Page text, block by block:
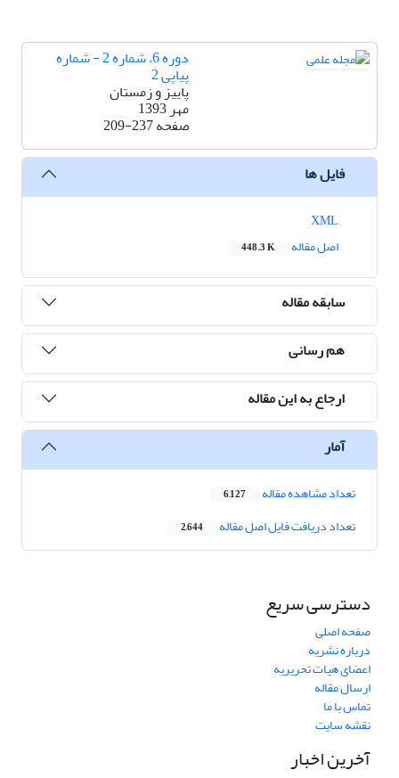
دوره 6، شماره 2 - شماره
پیاپی 2
پاییز و زمستان
مهر 1393
صفحه209-237
فایل ها
اصل مقاله
448.3 K
سابقه مقاله
هم رسانی
ارجاع به این مقاله
آمار
تعداد مشاهده مقاله 6,127
تعداد دریافت فایل اصل مقاله 2,644
دسترسی سریع
صفحه اصلی
درباره نشریه
اعضای هیات تحریریه
ارسال مقاله
تماس با ما
نقشه سایت
آخرین اخبار